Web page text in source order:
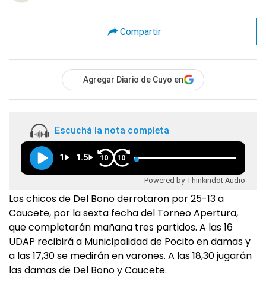
Compartir
Agregar Diario de Cuyo en
Escuchá la nota completa
1 1.5 10 10
Powered by Thinkindot Audio
Los chicos de Del Bono derrotaron por 25-13 a
Caucete, por la sexta fecha del Torneo Apertura,
que completarán mañana tres partidos. A las 16
UDAP recibirá a Municipalidad de Pocito en damas y
a las 17,30 se medirán en varones. A las 18,30 jugarán
las damas de Del Bono y Caucete.